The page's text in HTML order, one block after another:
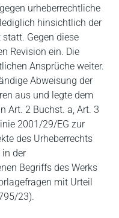
urheberrechtliche
hinsichtlich der
Gegen diese
Revision ein. Die
Ansprüche weiter.
Abweisung der
aus und legte dem
Art. 2 Buchst. a, Art. 3
2001/29/EG zur
des Urheberrechts
in der
Begriffs des Werks
mit Urteil
23).